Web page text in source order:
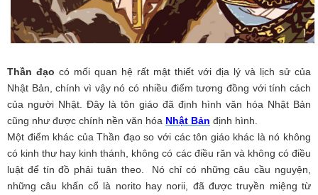
Thần đạo có mối quan hệ rất mật thiết với địa lý và lịch sử của
Nhật Bản, chính vì vậy nó có nhiều điểm tương đồng với tính cách
của người Nhật. Đây là tôn giáo đã định hình văn hóa Nhật Bản
cũng như được chính nền văn hóa Nhật Bản định hình.
Một điểm khác của Thần đạo so với các tôn giáo khác là nó không
có kinh thư hay kinh thánh, không có các điều răn và không có điều
luật để tín đồ phải tuân theo. Nó chỉ có những câu cầu nguyện,
những câu khấn cổ là norito hay norii, đã được truyền miệng từ